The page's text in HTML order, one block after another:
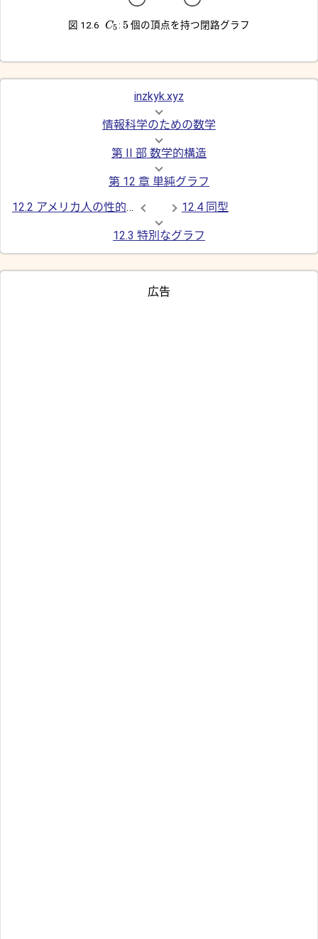
図 12.6 C5 : 5個の頂点を持つ閉路グラフ
inzkyk.xyz
情報科学のための数学
第 II 部 数学的構造
第 12 章 単純グラフ
12.2 アメリカ人の性的人口統計
12.4 同型
12.3 特別なグラフ
広告